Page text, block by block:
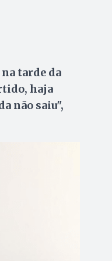
tarde da
haja
não saiu",